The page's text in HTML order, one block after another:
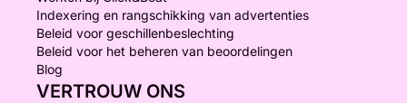
Indexering en rangschikking van advertenties
Beleid voor geschillenbeslechting
Beleid voor het beheren van beoordelingen
Blog
VERTROUW ONS